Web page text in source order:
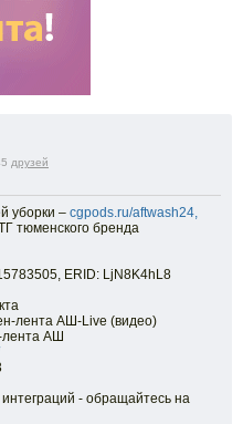
друзей
уборки – cgpods.ru/aftwash24,
тюменского бренда
ERID: LjN8K4hL8
лента АШ-Live (видео)
лента АШ
- обращайтесь на